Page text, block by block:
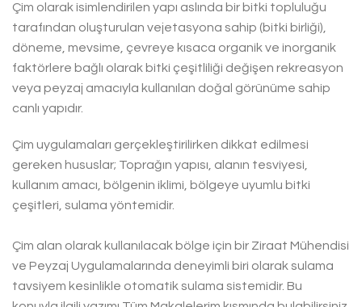
Çim olarak isimlendirilen yapı aslında bir bitki topluluğu
tarafından oluşturulan vejetasyona sahip (bitki birliği),
döneme, mevsime, çevreye kısaca organik ve inorganik
faktörlere bağlı olarak bitki çeşitliliği değişen rekreasyon
veya peyzaj amacıyla kullanılan doğal görünüme sahip
canlı yapıdır.
Çim uygulamaları gerçekleştirilirken dikkat edilmesi
gereken hususlar; Toprağın yapısı, alanın tesviyesi,
kullanım amacı, bölgenin iklimi, bölgeye uyumlu bitki
çeşitleri, sulama yöntemidir.
Çim alan olarak kullanılacak bölge için bir Ziraat Mühendisi
ve Peyzaj Uygulamalarında deneyimli biri olarak sulama
tavsiyem kesinlikle otomatik sulama sistemidir. Bu